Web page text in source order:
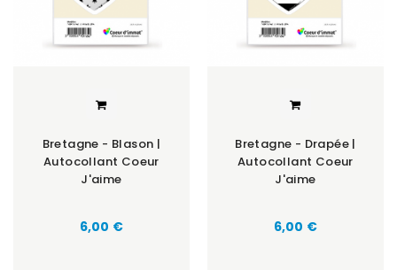
Bretagne - Blason |
Autocollant Coeur
J'aime
Prix
6,00 €
Bretagne - Drapée |
Autocollant Coeur
J'aime
Prix
6,00 €